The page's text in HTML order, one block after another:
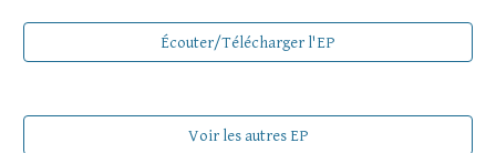
Écouter/Télécharger l'EP
Voir les autres EP